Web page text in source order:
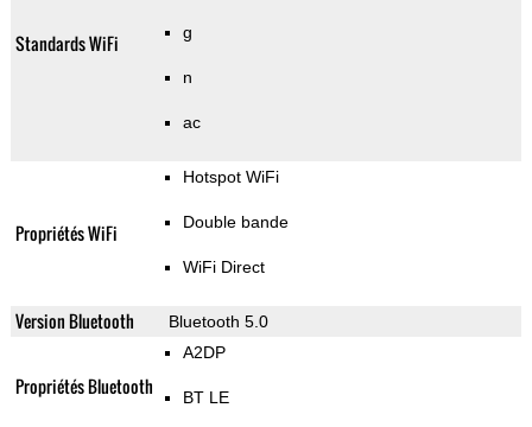
Standards WiFi g
n
ac
Propriétés WiFi
Hotspot WiFi
Double bande
WiFi Direct
Version Bluetooth Bluetooth 5.0
Propriétés Bluetooth
A2DP
BT LE